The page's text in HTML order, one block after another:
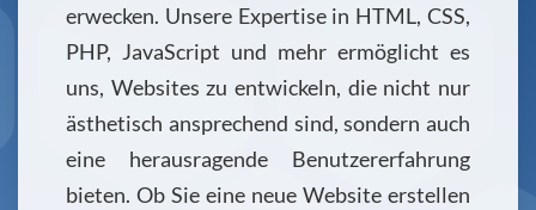
erwecken. Unsere Expertise in HTML, CSS,
PHP, JavaScript und mehr ermöglicht es
uns, Websites zu entwickeln, die nicht nur
ästhetisch ansprechend sind, sondern auch
eine herausragende Benutzererfahrung
bieten. Ob Sie eine neue Website erstellen